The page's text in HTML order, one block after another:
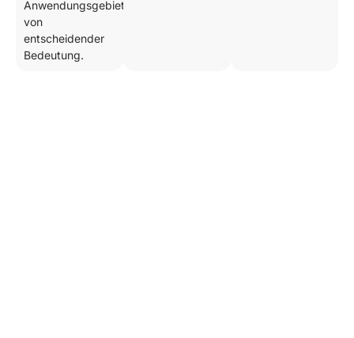
Anwendungsgebiete
von
entscheidender
Bedeutung.